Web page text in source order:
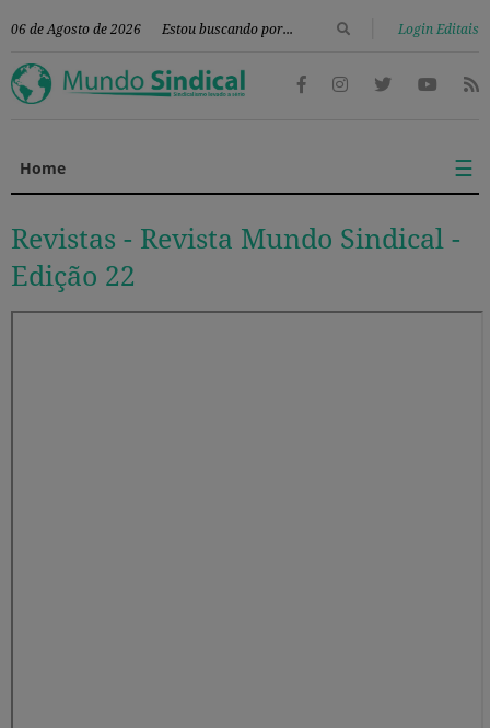
06 de Agosto de 2026 Login Editais
Home ☰
Revistas - Revista Mundo Sindical -
Edição 22